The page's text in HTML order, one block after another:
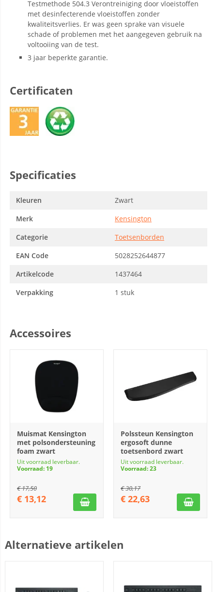
Testmethode 504.3 Verontreiniging door vloeistoffen
met desinfecterende vloeistoffen zonder
kwaliteitsverlies. Er was geen sprake van visuele
schade of problemen met het aangegeven gebruik na
voltooiing van de test.
3 jaar beperkte garantie.
Certificaten
Specificaties
Kleuren
Zwart
Merk
Kensington
Categorie
Toetsenborden
EAN Code
5028252644877
Artikelcode
1437464
Verpakking
1 stuk
Accessoires
Muismat Kensington
met polsondersteuning
foam zwart
Uit voorraad leverbaar.
Voorraad: 19
€17,50
€ 13,12
Polssteun Kensington
ergosoft dunne
toetsenbord zwart
Uit voorraad leverbaar.
Voorraad: 23
€30,17
€ 22,63
Alternatieve artikelen